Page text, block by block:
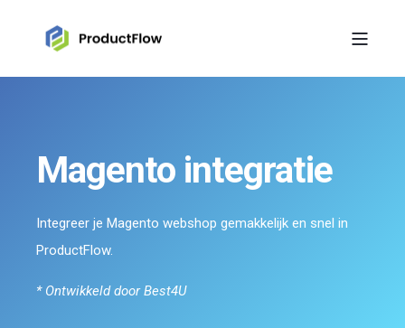
Magento integratie
Integreer je Magento webshop gemakkelijk en snel in
ProductFlow.
* Ontwikkeld door Best4U